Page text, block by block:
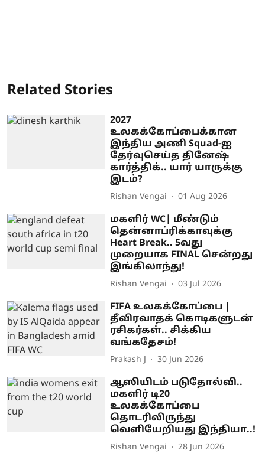
Related Stories
2027
உலகக்கோப்பைக்கான
இந்திய அணி Squad-ஐ
தேர்வுசெய்த தினேஷ்
கார்த்திக்.. யார் யாருக்கு
இடம்?
Rishan Vengai 01 Aug 2026
மகளிர் WC| மீண்டும்
தென்னாப்ரிக்காவுக்கு
Heart Break.. 5வது
முறையாக FINAL சென்றது
இங்கிலாந்து!
Rishan Vengai 03 Jul 2026
FIFA உலகக்கோப்பை |
தீவிரவாதக் கொடிகளுடன்
ரசிகர்கள்.. சிக்கிய
வங்கதேசம்!
Prakash J 30 Jun 2026
ஆஸியிடம் படுதோல்வி..
மகளிர் டி20
உலகக்கோப்பை
தொடரிலிருந்து
வெளியேறியது இந்தியா..!
Rishan Vengai 28 Jun 2026